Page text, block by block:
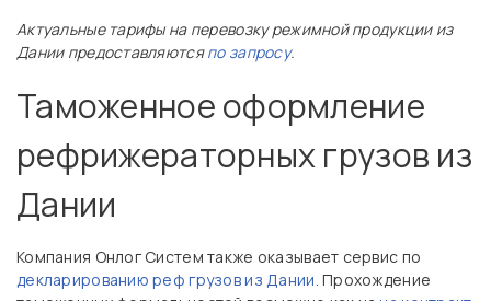
Актуальные тарифы на перевозку режимной продукции из
Дании предоставляютсяпо запросу.
Таможенное оформление
рефрижераторных грузов из
Дании
Компания Онлог Систем также оказывает сервис по
декларированию реф грузов из Дании. Прохождение